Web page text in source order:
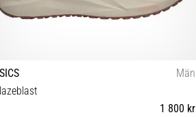
Män
1 800 kr